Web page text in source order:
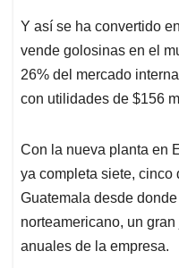
Y así se ha convertido
vende golosinas en el
26% del mercado
con utilidades de $156
Con la nueva planta en
ya completa siete, cinco
Guatemala desde
norteamericano, un
anuales de la empresa.